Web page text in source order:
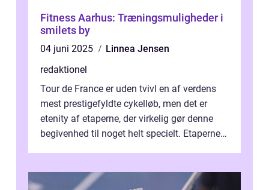
Fitness Aarhus: Træningsmuligheder i
smilets by
04 juni 2025
Linnea Jensen
redaktionel
Tour de France er uden tvivl en af verdens
mest prestigefyldte cykelløb, men det er
etenity af etaperne, der virkelig gør denne
begivenhed til noget helt specielt. Etaperne i